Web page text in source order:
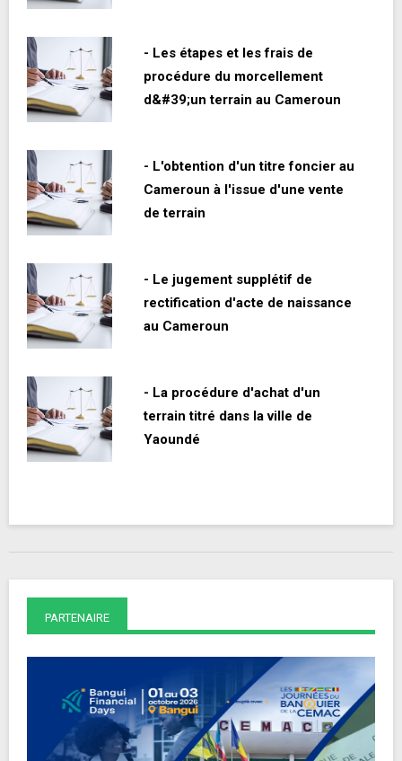
- Les étapes et les frais de
procédure du morcellement
d&#39;un terrain au Cameroun
- L'obtention d'un titre foncier au
Cameroun à l'issue d'une vente
de terrain
- Le jugement supplétif de
rectification d'acte de naissance
au Cameroun
- La procédure d'achat d'un
terrain titré dans la ville de
Yaoundé
PARTENAIRE